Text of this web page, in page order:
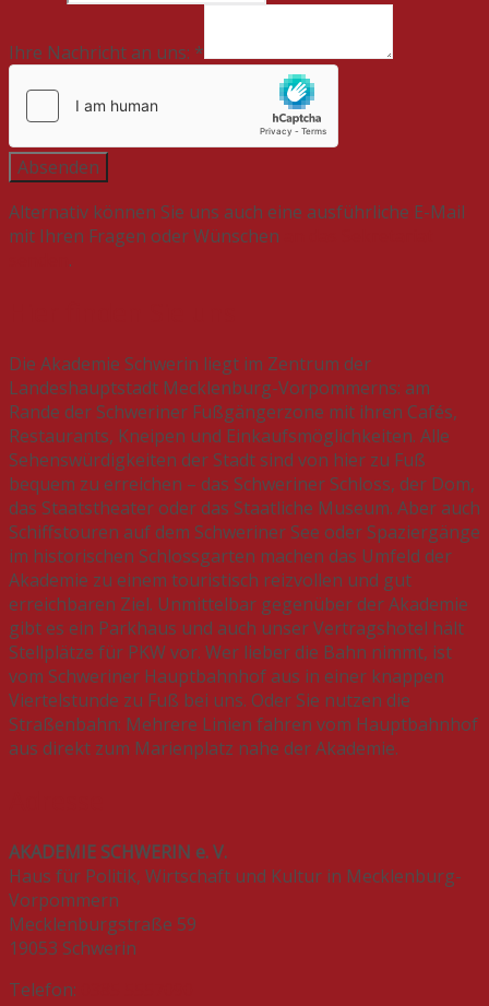
E-
Mail-
Adresse
an
Ihre Nachricht an uns: *
Absenden
Alternativ können Sie uns auch eine ausführliche E-Mail
mit Ihren Fragen oder Wünschen
.
Die Akademie Schwerin liegt im Zentrum der
Landeshauptstadt Mecklenburg-Vorpommerns: am
Rande der Schweriner Fußgängerzone mit ihren Cafés,
Restaurants, Kneipen und Einkaufsmöglichkeiten. Alle
Sehenswürdigkeiten der Stadt sind von hier zu Fuß
bequem zu erreichen – das Schweriner Schloss, der Dom,
das Staatstheater oder das Staatliche Museum. Aber auch
Schiffstouren auf dem Schweriner See oder Spaziergänge
im historischen Schlossgarten machen das Umfeld der
Akademie zu einem touristisch reizvollen und gut
erreichbaren Ziel. Unmittelbar gegenüber der Akademie
gibt es ein Parkhaus und auch unser Vertragshotel hält
Stellplätze für PKW vor. Wer lieber die Bahn nimmt, ist
vom Schweriner Hauptbahnhof aus in einer knappen
Viertelstunde zu Fuß bei uns. Oder Sie nutzen die
Straßenbahn: Mehrere Linien fahren vom Hauptbahnhof
aus direkt zum Marienplatz nahe der Akademie.
AKADEMIE SCHWERIN e. V.
Haus für Politik, Wirtschaft und Kultur in Mecklenburg-
Vorpommern
Mecklenburgstraße 59
19053 Schwerin
Telefon: